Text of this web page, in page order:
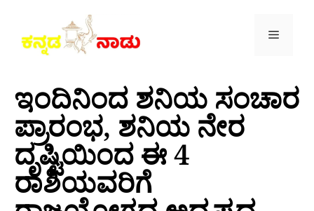
ಇಂದಿನಿಂದ ಶನಿಯ ಸಂಚಾರ
ಪ್ರಾರಂಭ, ಶನಿಯ ನೇರ
ದೃಷ್ಟಿಯಿಂದ ಈ 4
ರಾಶಿಯವರಿಗೆ